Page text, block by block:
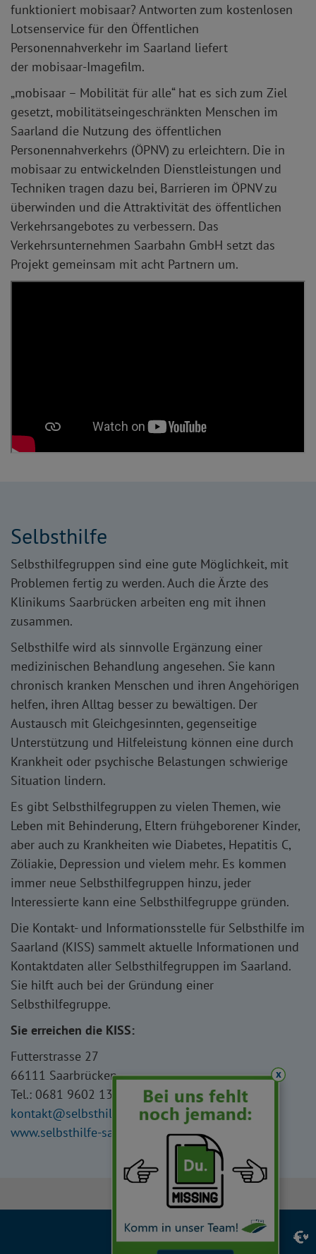
funktioniert mobisaar? Antworten zum kostenlosen
Lotsenservice für den Öffentlichen
Personennahverkehr im Saarland liefert
der mobisaar-Imagefilm.
„mobisaar – Mobilität für alle“ hat es sich zum Ziel
gesetzt, mobilitätseingeschränkten Menschen im
Saarland die Nutzung des öffentlichen
Personennahverkehrs (ÖPNV) zu erleichtern. Die in
mobisaar zu entwickelnden Dienstleistungen und
Techniken tragen dazu bei, Barrieren im ÖPNV zu
überwinden und die Attraktivität des öffentlichen
Verkehrsangebotes zu verbessern. Das
Verkehrsunternehmen Saarbahn GmbH setzt das
Projekt gemeinsam mit acht Partnern um.
Selbsthilfe
Selbsthilfegruppen sind eine gute Möglichkeit, mit
Problemen fertig zu werden. Auch die Ärzte des
Klinikums Saarbrücken arbeiten eng mit ihnen
zusammen.
Selbsthilfe wird als sinnvolle Ergänzung einer
medizinischen Behandlung angesehen. Sie kann
chronisch kranken Menschen und ihren Angehörigen
helfen, ihren Alltag besser zu bewältigen. Der
Austausch mit Gleichgesinnten, gegenseitige
Unterstützung und Hilfeleistung können eine durch
Krankheit oder psychische Belastungen schwierige
Situation lindern.
Es gibt Selbsthilfegruppen zu vielen Themen, wie
Leben mit Behinderung, Eltern frühgeborener Kinder,
aber auch zu Krankheiten wie Diabetes, Hepatitis C,
Zöliakie, Depression und vielem mehr. Es kommen
immer neue Selbsthilfegruppen hinzu, jeder
Interessierte kann eine Selbsthilfegruppe gründen.
Die Kontakt- und Informationsstelle für Selbsthilfe im
Saarland (KISS) sammelt aktuelle Informationen und
Kontaktdaten aller Selbsthilfegruppen im Saarland.
Sie hilft auch bei der Gründung einer
Selbsthilfegruppe.
Sie erreichen die KISS:
Futterstrasse 27
66111 Saarbrücken
Tel.: 0681 9602 13
kontakt
selbsthilfe-saar.de
www.selbsthilfe-saar.de
TikTok
YouTube
LinkedIn
Instagram
Facebook
x